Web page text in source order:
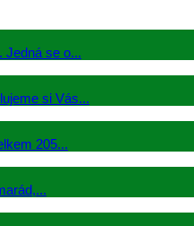
Jedná se o...
si Vás...
205...